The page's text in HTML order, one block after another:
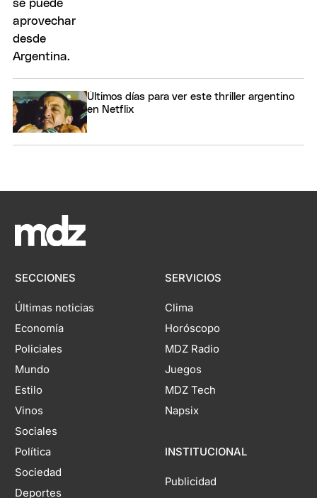
Últimos días para ver este thriller argentino
en Netflix
SECCIONES
Últimas noticias
Economía
Policiales
Mundo
Estilo
Vinos
Sociales
Política
Sociedad
Deportes
SERVICIOS
Clima
Horóscopo
MDZ Radio
Juegos
MDZ Tech
Napsix
INSTITUCIONAL
Publicidad